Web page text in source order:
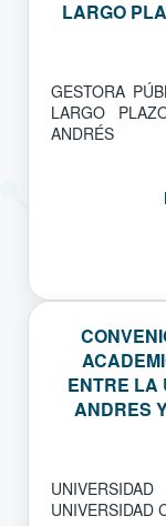
LARGO
GESTORA
LARGO
ANDRÉS
ENTRE LA
ANDRES
UNIVERSIDAD